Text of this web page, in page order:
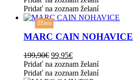
options
may
be
chosen
on
product
page
was:
153,00€.
is:
76,50€.
Pridať na zoznam želaní
This
product
has
multiple
variants.
The
options
MARC CAIN NOHAVICE
199,90€ Original
price
was:
99,95€Current
price
is:
Zľava
Pridať na zoznam želaní
Pridať na zoznam želaní